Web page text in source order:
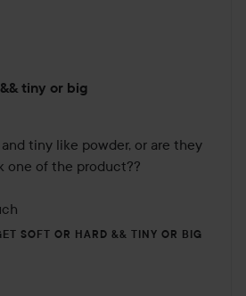
7 år
tiny or big
tiny like powder, or are they
one of the product??
SOFT OR HARD && TINY OR BIG